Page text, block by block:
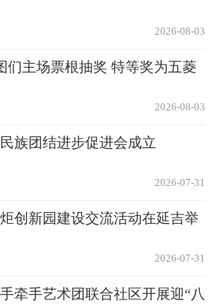
2026-08-03
们主场票根抽奖 特等奖为五菱
2026-08-03
族团结进步促进会成立
2026-07-31
创新园建设交流活动在延吉举
2026-07-31
牵手艺术团联合社区开展迎“八